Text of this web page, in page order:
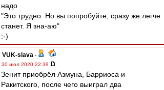
надо
"Это трудно. Но вы попробуйте, сразу же легче
станет. Я зна-аю"
:-)
VUK-slava -
30 июл 2020 22:39
Зенит приобрёл Азмуна, Барриоса и
Ракитского, после чего выиграл два